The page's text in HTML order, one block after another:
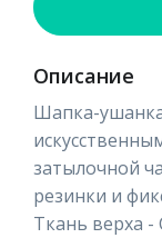
Описание
Шапка-
затылочной
резинки и
Ткань верха